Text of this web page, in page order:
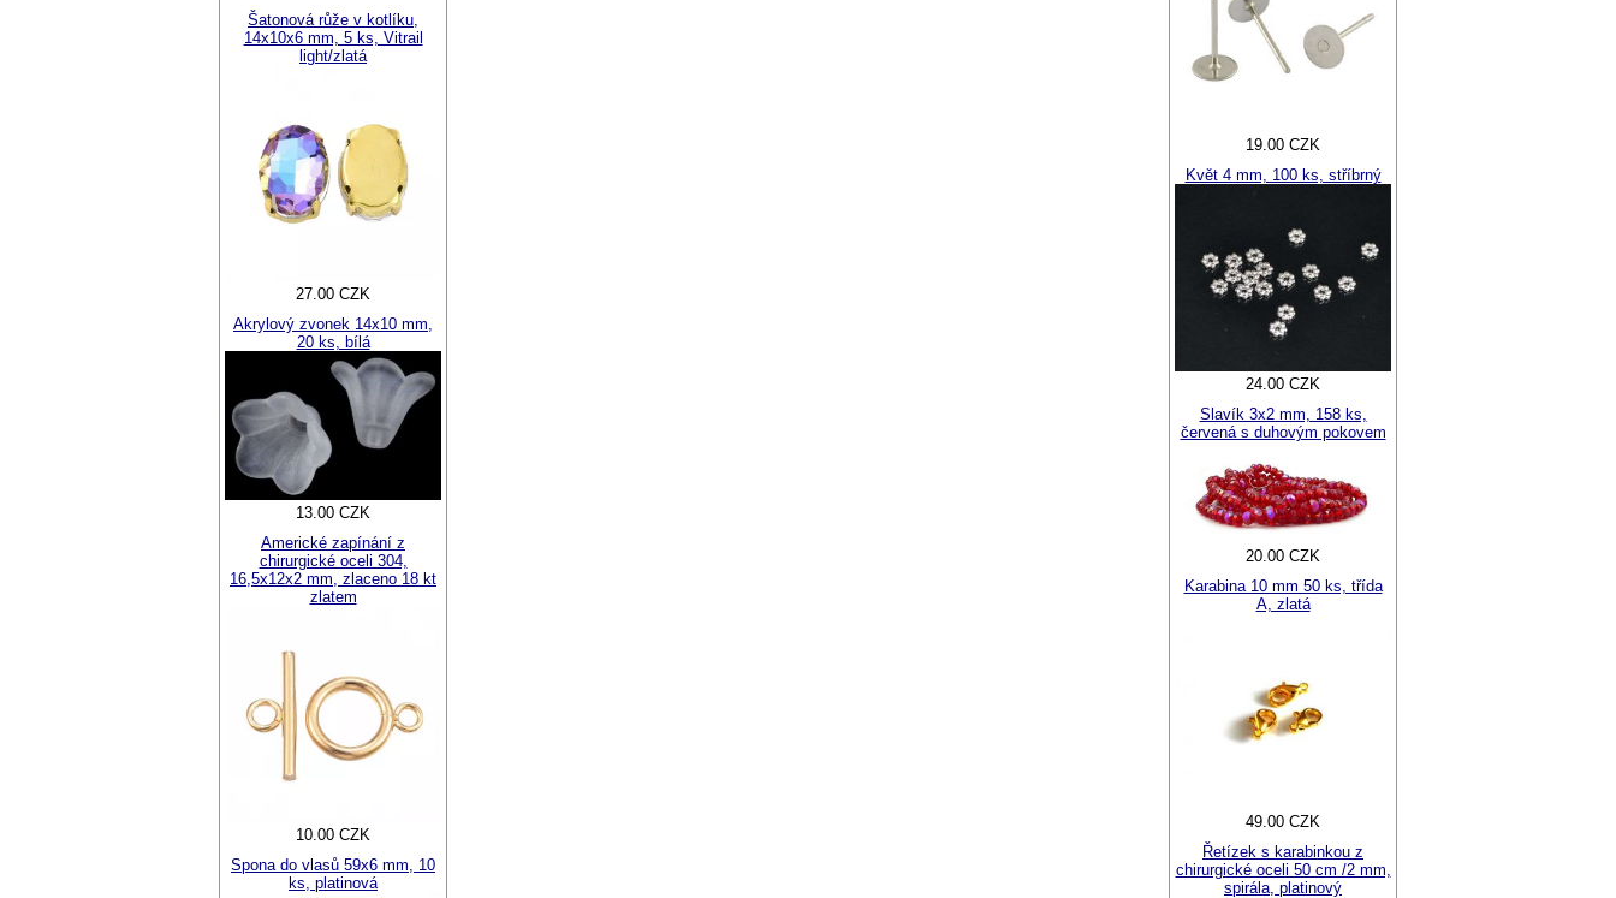
Šatonová růže v kotlíku,
14x10x6 mm, 5 ks, Vitrail
light/zlatá
27.00 CZK
Akrylový zvonek 14x10 mm,
20 ks, bílá
13.00 CZK
Americké zapínání z
chirurgické oceli 304,
16,5x12x2 mm, zlaceno 18 kt
zlatem
10.00 CZK
Spona do vlasů 59x6 mm, 10
ks, platinová
19.00 CZK
Květ 4 mm, 100 ks, stříbrný
24.00 CZK
Slavík 3x2 mm, 158 ks,
červená s duhovým pokovem
20.00 CZK
Karabina 10 mm 50 ks, třída
A, zlatá
49.00 CZK
Řetízek s karabinkou z
chirurgické oceli 50 cm /2 mm,
spirála, platinový